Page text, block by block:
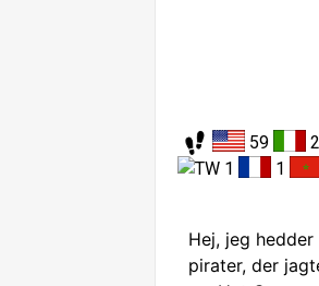
59 2
1
1
Hej, jeg
pirater, der